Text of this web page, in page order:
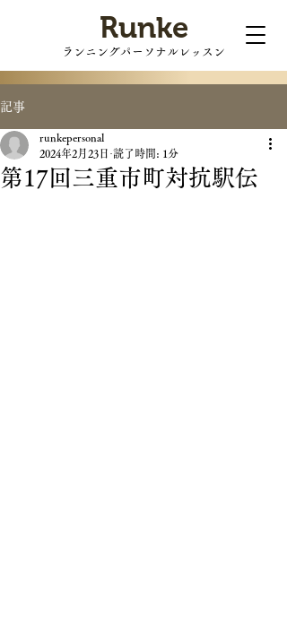
Runke
ランニングパーソナルレッスン
記事
第17回三重市町対抗駅伝
runkepersonal
2024年2月23日 読了時間: 1分